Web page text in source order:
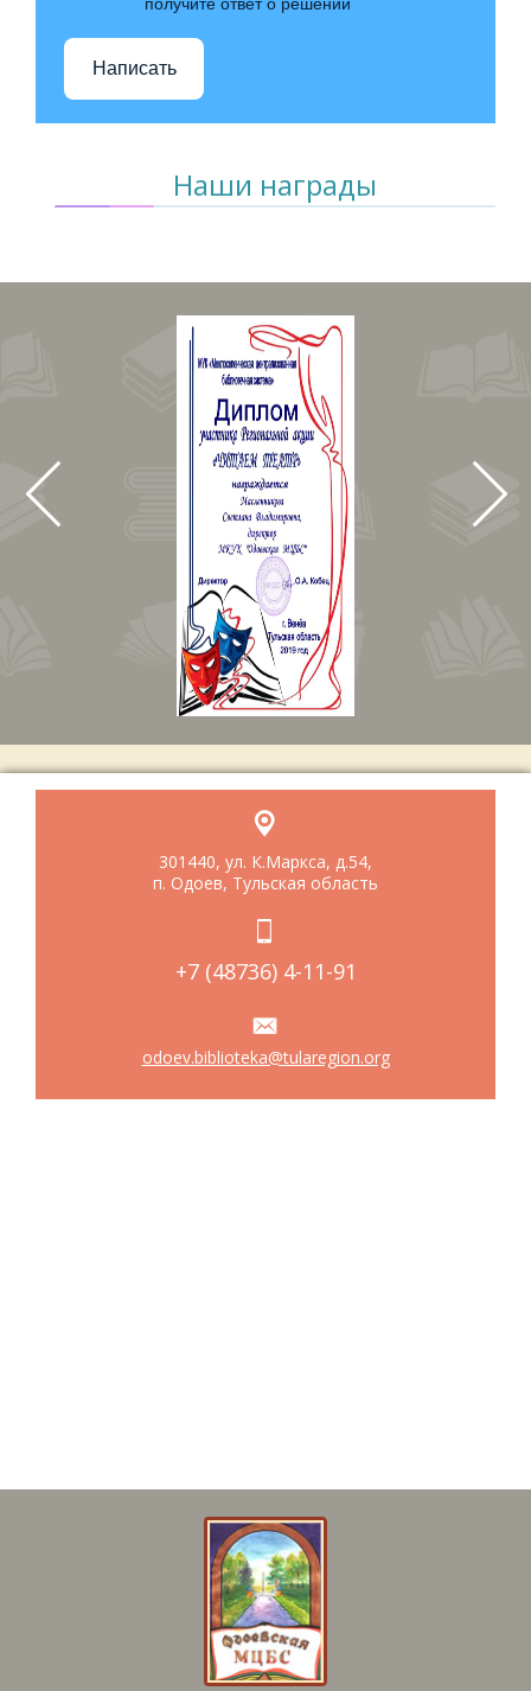
Написать
Наши награды
301440, ул. К.Маркса, д.54,
п. Одоев, Тульская область
+7 (48736) 4-11-91
odoev.biblioteka@tularegion.org